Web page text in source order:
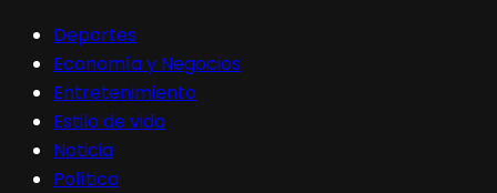
Deportes
Economía y Negocios
Entretenimiento
Estilo de vida
Noticia
Política